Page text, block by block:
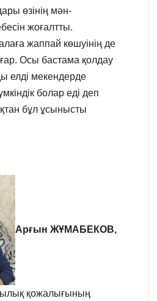
өзінің мән-
жоғалтты.
жаппай көшуінің де
Осы бастама қолдау
елді мекендерде
болар еді деп
бұл ұсынысты
Арғын ЖҰМАБЕКОВ,
қожалығының